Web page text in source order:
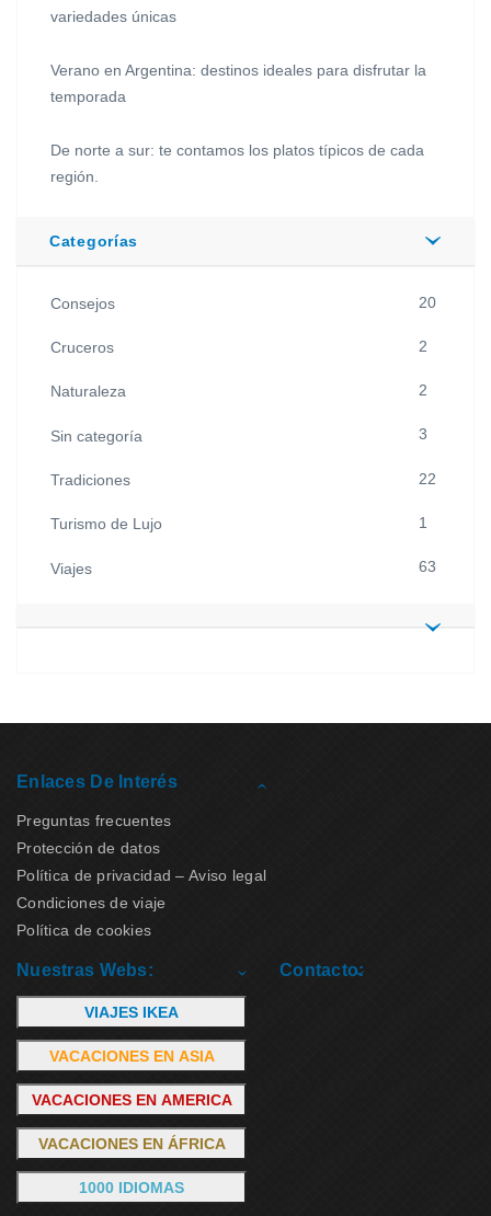
variedades únicas
Verano en Argentina: destinos ideales para disfrutar la
temporada
De norte a sur: te contamos los platos típicos de cada
región.
Categorías
Consejos 20
Cruceros 2
Naturaleza 2
Sin categoría 3
Tradiciones 22
Turismo de Lujo 1
Viajes 63
Enlaces De Interés
Preguntas frecuentes
Protección de datos
Política de privacidad – Aviso legal
Condiciones de viaje
Política de cookies
Nuestras Webs:
VIAJES IKEA
VACACIONES EN ASIA
VACACIONES EN AMERICA
VACACIONES EN ÁFRICA
1000 IDIOMAS
Contacto: